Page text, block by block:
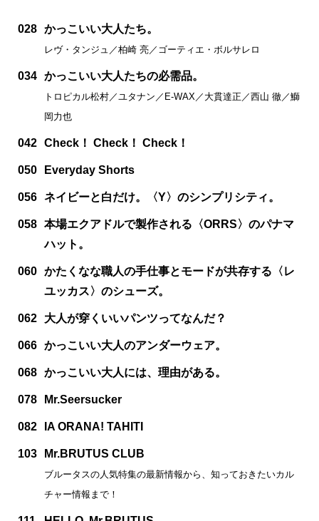
028 かっこいい大人たち。
レヴ・タンジュ／柏崎 亮／ゴーティエ・ボルサレロ
034 かっこいい大人たちの必需品。
トロピカル松村／ユタナン／E-WAX／大貫達正／西山 徹／鰤
岡力也
042 Check！ Check！ Check！
050 Everyday Shorts
056 ネイビーと白だけ。〈Y〉のシンプリシティ。
058 本場エクアドルで製作される〈ORRS〉のパナマ
ハット。
060 かたくなな職人の手仕事とモードが共存する〈レ
ユッカス〉のシューズ。
062 大人が穿くいいパンツってなんだ？
066 かっこいい大人のアンダーウェア。
068 かっこいい大人には、理由がある。
078 Mr.Seersucker
082 IA ORANA! TAHITI
103 Mr.BRUTUS CLUB
ブルータスの人気特集の最新情報から、知っておきたいカル
チャー情報まで！